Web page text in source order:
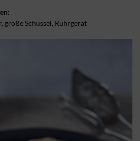
große Schüssel, Rührgerät